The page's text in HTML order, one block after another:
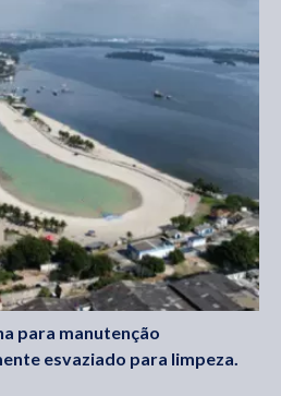
para manutenção
esvaziado para limpeza.